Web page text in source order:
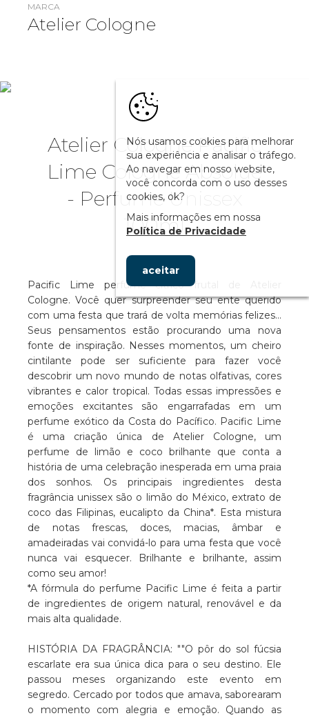
MARCA
Atelier Cologne
Atelier Cologne Pacific
Lime Cologne Absolue
- Perfume Unissex
100ml
Pacific Lime perfume cítrico frutal de Atelier
Cologne. Você quer surpreender seu ente querido
com uma festa que trará de volta memórias felizes...
Seus pensamentos estão procurando uma nova
fonte de inspiração. Nesses momentos, um cheiro
cintilante pode ser suficiente para fazer você
descobrir um novo mundo de notas olfativas, cores
vibrantes e calor tropical. Todas essas impressões e
emoções excitantes são engarrafadas em um
perfume exótico da Costa do Pacífico. Pacific Lime
é uma criação única de Atelier Cologne, um
perfume de limão e coco brilhante que conta a
história de uma celebração inesperada em uma praia
dos sonhos. Os principais ingredientes desta
fragrância unissex são o limão do México, extrato de
coco das Filipinas, eucalipto da China*. Esta mistura
de notas frescas, doces, macias, âmbar e
amadeiradas vai convidá-lo para uma festa que você
nunca vai esquecer. Brilhante e brilhante, assim
como seu amor!
*A fórmula do perfume Pacific Lime é feita a partir
de ingredientes de origem natural, renovável e da
mais alta qualidade.
HISTÓRIA DA FRAGRÂNCIA: ""O pôr do sol fúcsia
escarlate era sua única dica para o seu destino. Ele
passou meses organizando este evento em
segredo. Cercado por todos que amava, saborearam
o momento com alegria e emoção. Quando as
Nós usamos cookies para melhorar
sua experiência e analisar o tráfego.
Ao navegar em nosso website,
você concorda com o uso desses
cookies, ok?
Mais informações em nossa
Política de Privacidade
aceitar